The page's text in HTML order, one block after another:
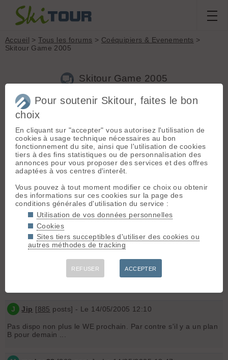
Accueil >Tous les forums > Coéquipiers & Evenements >
Skitour Game 2005
Skitour Game 2005
Nouveau sujet
Voir tous les sujets Chercher Archives
J
Jb de Miscault[ 184posts] - Le 13/05/2005 18:52
Moi ça pourrait être possible si il y a d'autres lyonnais qui
viennent! Et s'ils ont une voiture bien sur 🙄
Fred- Le 13/05/2005 19:00
Ok pour moi. Pour le covoiturage, je pars de Bourgoin (entre
Lyon et Chambé) et j'ai la bagnole, s'il y en a que ça
intéresse.
J Jip [885 posts] - Le 14/05/2005 12:10
Pas dispo non plus le WE prochain. Par contre s'il y a un plan
B pour demain ...
Pour soutenir Skitour, faites le bon
choix
En cliquant sur "accepter" vous autorisez l'utilisation de
cookies à usage technique nécessaires au bon
fonctionnement du site, ainsi que l'utilisation de cookies
tiers à des fins statistiques ou de personnalisation des
annonces pour vous proposer des services et des offres
adaptées à vos centres d'interêt.
Vous pouvez à tout moment modifier ce choix ou obtenir
des informations sur ces cookies sur la page des
conditions générales d'utilisation du service :
Utilisation de vos données personnelles
Cookies
Sites tiers succeptibles d'utiliser des cookies ou
autres méthodes de tracking
REFUSER ACCEPTER